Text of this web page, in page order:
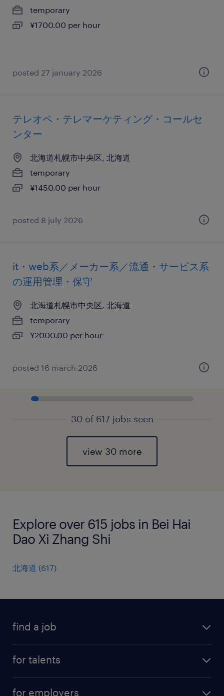
temporary
¥1700.00 per hour
posted 27 january 2026
テレオペ・テレマーケティング・コールセ
ンター
北海道札幌市中央区, 北海道
temporary
¥1450.00 per hour
posted 8 july 2026
it・web系／メーカー系／流通・サービス系
の運用管理・保守
北海道札幌市中央区, 北海道
temporary
¥2000.00 per hour
posted 16 march 2026
30 of 617 jobs seen
view 30 more
Explore over 615 jobs in Bei Hai
Dao Xi Zhang Shi
北海道 (617)
find a job
for talents
for employers